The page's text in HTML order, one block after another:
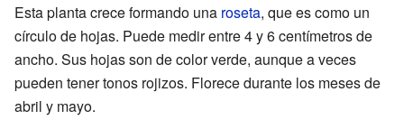
Esta planta crece formando una roseta, que es como un
círculo de hojas. Puede medir entre 4 y 6 centímetros de
ancho. Sus hojas son de color verde, aunque a veces
pueden tener tonos rojizos. Florece durante los meses de
abril y mayo.